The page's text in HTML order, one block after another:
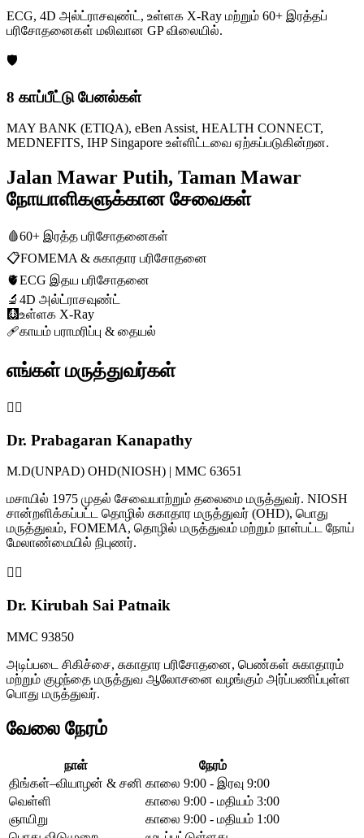
ECG, 4D அல்ட்ராசவுண்ட், உள்ளக X-Ray மற்றும் 60+ இரத்தப்
பரிசோதனைகள் மலிவான GP விலையில்.
🛡️
8 காப்பீட்டு பேனல்கள்
MAY BANK (ETIQA), eBen Assist, HEALTH CONNECT,
MEDNEFITS, IHP Singapore உள்ளிட்டவை ஏற்கப்படுகின்றன.
Jalan Mawar Putih, Taman Mawar
நோயாளிகளுக்கான சேவைகள்
🩸60+ இரத்த பரிசோதனைகள்
📋FOMEMA & சுகாதார பரிசோதனை
🫀ECG இதய பரிசோதனை
🔬 4D அல்ட்ராசவுண்ட்
🩻உள்ளக X-Ray
🩹காயம் பராமரிப்பு & தையல்
எங்கள் மருத்துவர்கள்
👨‍⚕️
Dr. Prabagaran Kanapathy
M.D(UNPAD) OHD(NIOSH) | MMC 63651
மசாயில் 1975 முதல் சேவையாற்றும் தலைமை மருத்துவர். NIOSH
சான்றளிக்கப்பட்ட தொழில் சுகாதார மருத்துவர் (OHD), பொது
மருத்துவம், FOMEMA, தொழில் மருத்துவம் மற்றும் நாள்பட்ட நோய்
மேலாண்மையில் நிபுணர்.
👩‍⚕️
Dr. Kirubah Sai Patnaik
MMC 93850
அடிப்படை சிகிச்சை, சுகாதார பரிசோதனை, பெண்கள் சுகாதாரம்
மற்றும் குழந்தை மருத்துவ ஆலோசனை வழங்கும் அர்ப்பணிப்புள்ள
பொது மருத்துவர்.
வேலை நேரம்
நாள்
நேரம்
திங்கள்–வியாழன் & சனி காலை 9:00 - இரவு 9:00
வெள்ளி
காலை 9:00 - மதியம் 3:00
ஞாயிறு
காலை 9:00 - மதியம் 1:00